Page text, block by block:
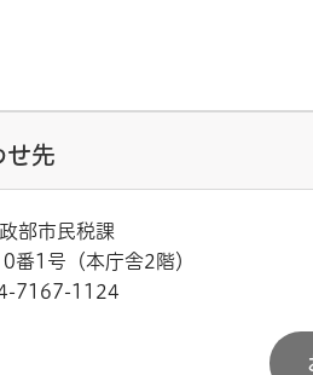
せ先
部市民税課
番1号（本庁舎2階）
7167-1124